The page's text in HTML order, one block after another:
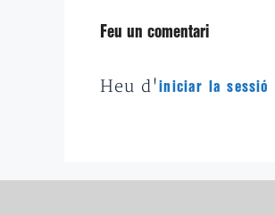
Feu un comentari
Heu d'iniciar la sessió